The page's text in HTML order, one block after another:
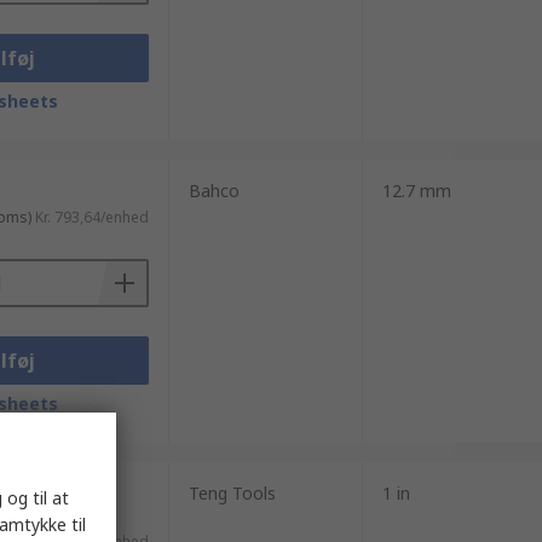
Kr. 793,64/enhed
Bahco 12.7 mm
Teng Tools 1 in
og til at
til